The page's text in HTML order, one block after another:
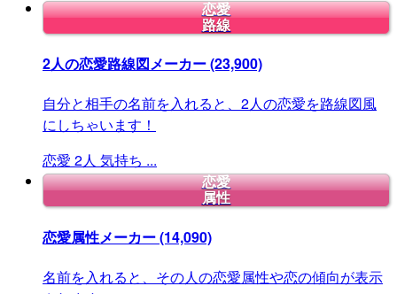
恋愛
路線
2人の恋愛路線図メーカー(23,900)
自分と相手の名前を入れると、2人の恋愛を路線図風
にしちゃいます！
恋愛 2人 気持ち ...
恋愛
属性
恋愛属性メーカー(14,090)
名前を入れると、その人の恋愛属性や恋の傾向が表示